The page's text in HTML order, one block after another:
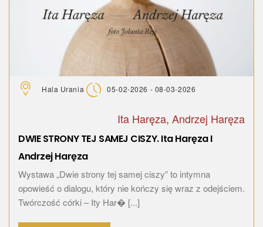
Hala Urania 05-02-2026 - 08-03-2026
Ita Haręza, Andrzej Haręza
DWIE STRONY TEJ SAMEJ CISZY. Ita Haręza I
Andrzej Haręza
Wystawa „Dwie strony tej samej ciszy” to intymna
opowieść o dialogu, który nie kończy się wraz z odejściem.
Twórczość córki – Ity Har� [...]